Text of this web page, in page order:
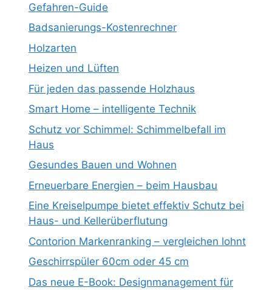
Gefahren-Guide
Badsanierungs-Kostenrechner
Holzarten
Heizen und Lüften
Für jeden das passende Holzhaus
Smart Home – intelligente Technik
Schutz vor Schimmel: Schimmelbefall im
Haus
Gesundes Bauen und Wohnen
Erneuerbare Energien – beim Hausbau
Eine Kreiselpumpe bietet effektiv Schutz bei
Haus- und Kellerüberflutung
Contorion Markenranking – vergleichen lohnt
Geschirrspüler 60cm oder 45 cm
Das neue E-Book: Designmanagement für